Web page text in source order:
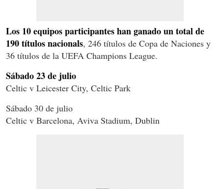
Los 10 equipos participantes han ganado un total de
190 títulos nacionals, 246 títulos de Copa de Naciones y
36 títulos de la UEFA Champions League.
Sábado 23 de julio
Celtic v Leicester City, Celtic Park
Sábado 30 de julio
Celtic v Barcelona, Aviva Stadium, Dublin